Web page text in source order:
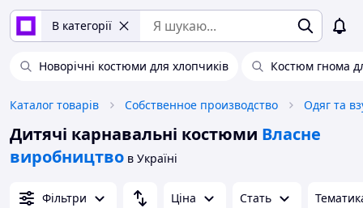
В категорії
Новорічні костюми для хлопчиків Костюм гнома
Каталог товарів Собственное производство Одяг та
Дитячі карнавальні костюми Власне
виробництво в Україні
Фільтри Ціна Стать